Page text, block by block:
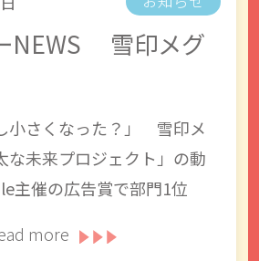
NEWS 雪印メグ
小さくなった？」 雪印メ
な未来プロジェクト」の動
主催の広告賞で部門1位
more